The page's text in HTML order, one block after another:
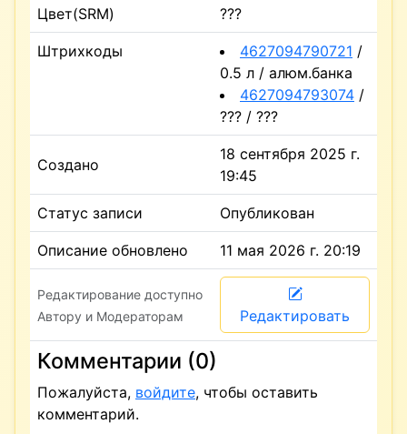
Цвет(SRM) ???
Штрихкоды 4627094790721 /
0.5 л / алюм.банка
4627094793074 /
??? / ???
Создано
18 сентября 2025 г.
19:45
Статус записи Опубликован
Описание обновлено 11 мая 2026 г. 20:19
Редактирование доступно
Автору и Модераторам
Редактировать
Комментарии (0)
Пожалуйста, войдите, чтобы оставить
комментарий.